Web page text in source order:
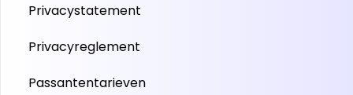
Privacystatement
Privacyreglement
Passantentarieven